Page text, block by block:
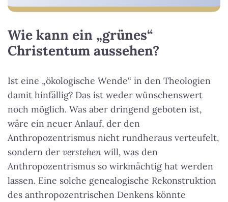
Wie kann ein „grünes“
Christentum aussehen?
Ist eine „ökologische Wende“ in den Theologien
damit hinfällig? Das ist weder wünschenswert
noch möglich. Was aber dringend geboten ist,
wäre ein neuer Anlauf, der den
Anthropozentrismus nicht rundheraus verteufelt,
sondern der verstehen will, was den
Anthropozentrismus so wirkmächtig hat werden
lassen. Eine solche genealogische Rekonstruktion
des anthropozentrischen Denkens könnte